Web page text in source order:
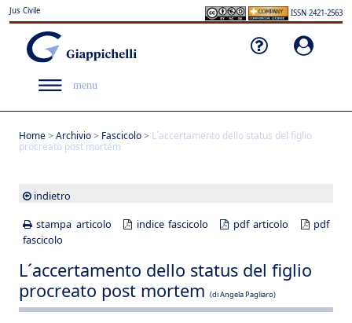
Jus Civile ISSN 2421-2563
menu
Home> Archivio> Fascicolo> L´accertamento dello status del figlio
procreato post mortem
indietro
stampa articolo
indice fascicolo pdf articolo
pdf
fascicolo
L´accertamento dello status del figlio
procreato post mortem (di Angela Pagliaro)